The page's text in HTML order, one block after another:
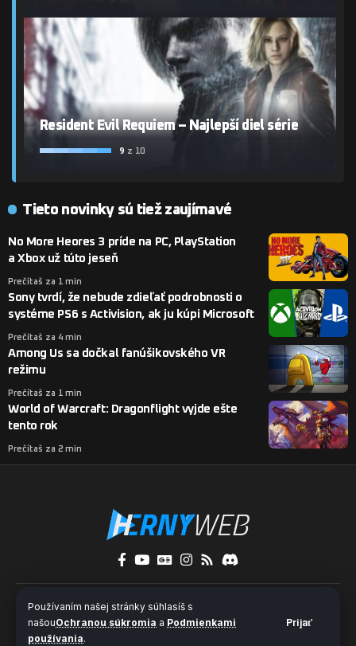
Používaním našej stránky súhlasíš s
našouOchranou súkromia a Podmienkami
používania.
Prijať
Resident Evil Requiem – Najlepší diel série
9 z 10
Tieto novinky sú tiež zaujímavé
No More Heores 3 príde na PC, PlayStation
a Xbox už túto jeseň
Prečítaš za 1 min
Sony tvrdí, že nebude zdieľať podrobnosti o
systéme PS6 s Activision, ak ju kúpi Microsoft
Prečítaš za 4 min
Among Us sa dočkal fanúšikovského VR
režimu
Prečítaš za 1 min
World of Warcraft: Dragonflight vyjde ešte
tento rok
Prečítaš za 2 min
O nás Kontakty
Ochrana súkromia a súbory cookies